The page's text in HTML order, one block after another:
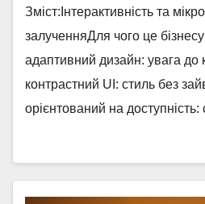
Зміст:Інтерактивність та
залученняДля чого це
адаптивний дизайн: увага до
контрастний UI: стиль без
орієнтований на доступність: